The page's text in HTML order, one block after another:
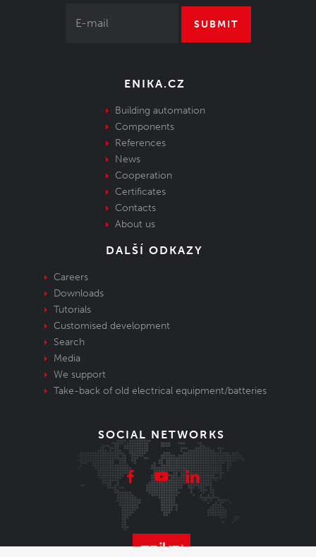
SUBMIT
ENIKA.CZ
Building automation
Components
References
News
Cooperation
Certificates
Contacts
About us
DALŠÍ ODKAZY
Careers
Downloads
Tutorials
Customised development
Search
Media
We support
Take-back of old electrical equipment/batteries
SOCIAL NETWORKS